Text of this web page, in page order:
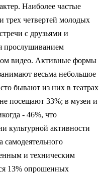
Наиболее частые
трех четвертей молодых
с друзьями и
прослушиванием
видео. Активные формы
весьма небольшое
бывают из них в театрах
посещают 33%; в музеи и
- 46%, что
культурной активности
самодеятельного
и техническим
13% опрошенных